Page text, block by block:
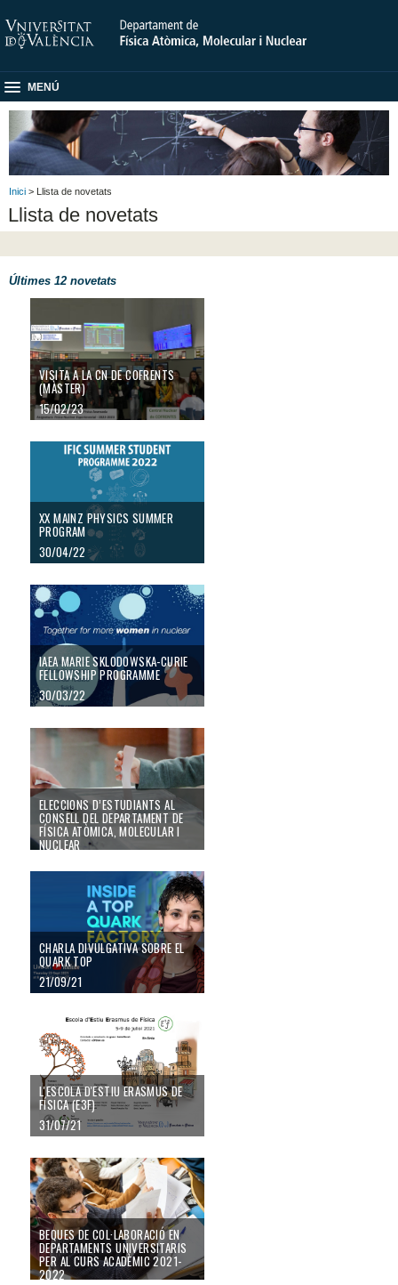
MENÚ
Inici > Llista de novetats
Llista de novetats
Últimes 12 novetats
VISITA A LA CN DE COFRENTS
(MÀSTER)
15/02/23
XX MAINZ PHYSICS SUMMER PROGRAM
XX MAINZ PHYSICS SUMMER
PROGRAM
30/04/22
IAEA Marie Sklodowska-Curie Fellowship Programme
IAEA MARIE SKLODOWSKA-CURIE
FELLOWSHIP PROGRAMME
30/03/22
Eleccions d’Estudiants al Consell del Departament de Física Atòmica,
ELECCIONS D’ESTUDIANTS AL
CONSELL DEL DEPARTAMENT DE
FÍSICA ATÒMICA, MOLECULAR I
NUCLEAR
Charla divulgativa sobre el quark Top
CHARLA DIVULGATIVA SOBRE EL
QUARK TOP
21/09/21
L'Escola d'Estiu Erasmus de Física (E3F)
L'ESCOLA D'ESTIU ERASMUS DE
FÍSICA (E3F)
31/07/21
Beques de Col·laboració en Departaments Universitaris per al curs
BEQUES DE COL·LABORACIÓ EN
DEPARTAMENTS UNIVERSITARIS
PER AL CURS ACADÈMIC 2021-
2022